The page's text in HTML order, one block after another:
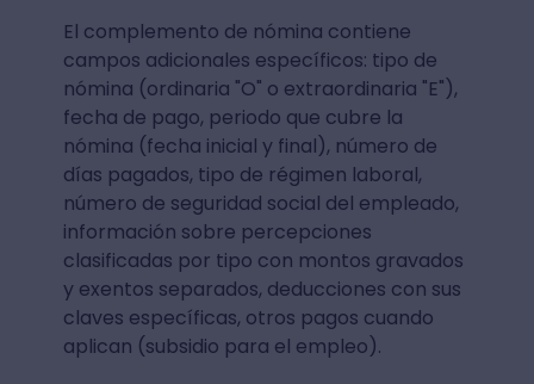
El complemento de nómina contiene
campos adicionales específicos: tipo de
nómina (ordinaria "O" o extraordinaria "E"),
fecha de pago, periodo que cubre la
nómina (fecha inicial y final), número de
días pagados, tipo de régimen laboral,
número de seguridad social del empleado,
información sobre percepciones
clasificadas por tipo con montos gravados
y exentos separados, deducciones con sus
claves específicas, otros pagos cuando
aplican (subsidio para el empleo).